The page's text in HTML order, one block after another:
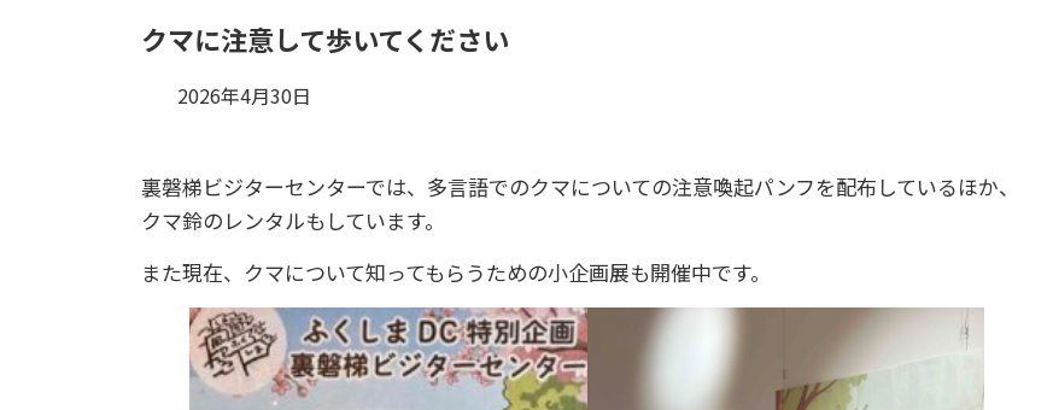
クマに注意して歩いてください
2026年4月30日
裏磐梯ビジターセンターでは、多言語でのクマについての注意喚起パンフを配布しているほか、
クマ鈴のレンタルもしています。
また現在、クマについて知ってもらうための小企画展も開催中です。